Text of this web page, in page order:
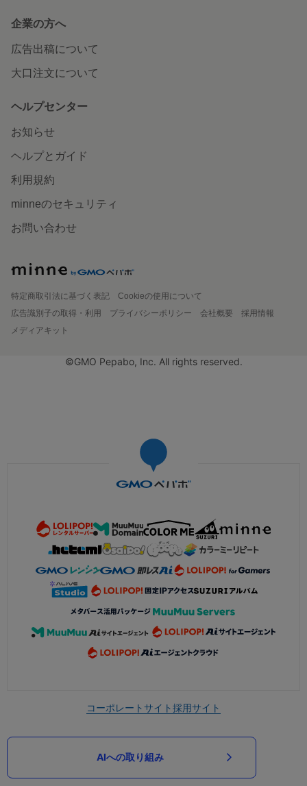
企業の方へ
広告出稿について
大口注文について
ヘルプセンター
お知らせ
ヘルプとガイド
利用規約
minneのセキュリティ
お問い合わせ
特定商取引法に基づく表記
Cookieの使用について
広告識別子の取得・利用
プライバシーポリシー 会社概要
採用情報
メディアキット
©GMO Pepabo, Inc. All rights reserved.
コーポレートサイト採用サイト
AIへの取り組み